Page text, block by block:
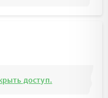
доступ.